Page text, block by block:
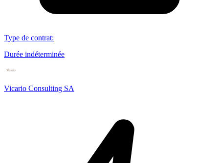
Type de contrat:
Durée indéterminée
Vicario Consulting SA